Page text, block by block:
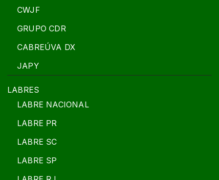
CWJF
GRUPO CDR
CABREÚVA DX
JAPY
LABRES
LABRE NACIONAL
LABRE PR
LABRE SC
LABRE SP